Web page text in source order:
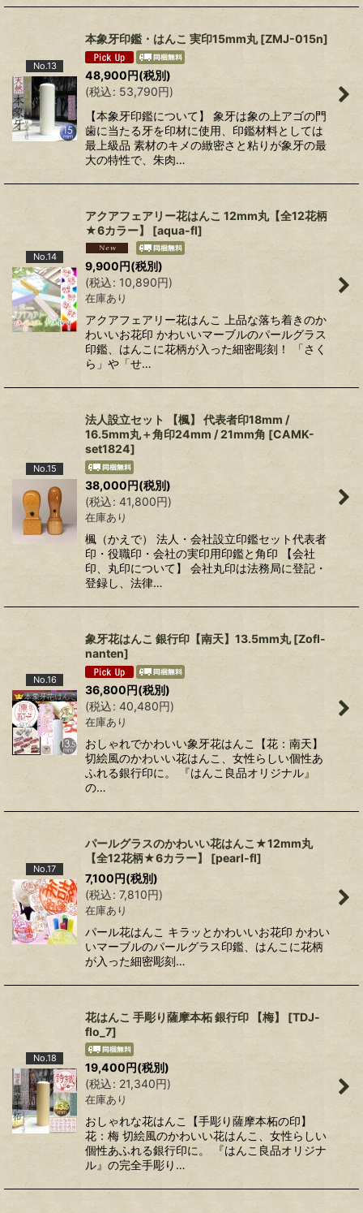
No.13
本象牙印鑑・はんこ 実印15mm丸 [ZMJ-015n]
48,900円(税別)
(税込: 53,790円)
【本象牙印鑑について】 象牙は象の上アゴの門
歯に当たる牙を印材に使用、印鑑材料としては
最上級品 素材のキメの緻密さと粘りが象牙の最
大の特性で、朱肉…
No.14
アクアフェアリー花はんこ 12mm丸【全12花柄
★6カラー】
[aqua-fl]
9,900円(税別)
(税込: 10,890円)
在庫あり
アクアフェアリー花はんこ 上品な落ち着きのか
わいいお花印 かわいいマーブルのパールグラス
印鑑、はんこに花柄が入った細密彫刻！ 「さく
ら」や「せ…
No.15
法人設立セット 【楓】 代表者印18mm /
16.5mm丸＋角印24mm / 21mm角 [CAMK-
set1824]
38,000円(税別)
(税込: 41,800円)
在庫あり
楓（かえで） 法人・会社設立印鑑セット代表者
印・役職印・会社の実印用印鑑と角印 【会社
印、丸印について】 会社丸印は法務局に登記・
登録し、法律…
No.16
象牙花はんこ 銀行印【南天】13.5mm丸 [Zofl-
nanten]
36,800円(税別)
(税込: 40,480円)
在庫あり
おしゃれでかわいい象牙花はんこ【花：南天】
切絵風のかわいい花はんこ、女性らしい個性あ
ふれる銀行印に。 『はんこ良品オリジナル』
の…
No.17
パールグラスのかわいい花はんこ★12mm丸
【全12花柄★6カラー】
[pearl-fl]
7,100円(税別)
(税込: 7,810円)
在庫あり
パール花はんこ キラッとかわいいお花印 かわい
いマーブルのパールグラス印鑑、はんこに花柄
が入った細密彫刻…
No.18
花はんこ 手彫り薩摩本柘 銀行印 【梅】 [TDJ-
flo_7]
19,400円(税別)
(税込: 21,340円)
在庫あり
おしゃれな花はんこ【手彫り薩摩本柘の印】
花：梅 切絵風のかわいい花はんこ、女性らしい
個性あふれる銀行印に。 『はんこ良品オリジナ
ル』の完全手彫り…